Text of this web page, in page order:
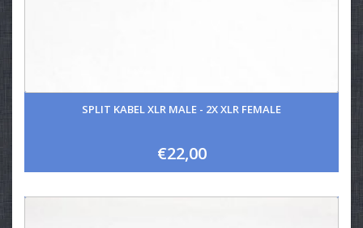
SPLIT KABEL XLR MALE - 2X XLR FEMALE
€22,00